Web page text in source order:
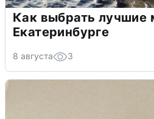
Как выбрать лучшие
Екатеринбурге
8 августа 3